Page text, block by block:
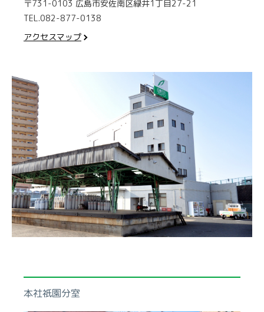
〒731-0103 広島市安佐南区緑井1丁目27-21
TEL.082-877-0138
アクセスマップ
本社祇園分室